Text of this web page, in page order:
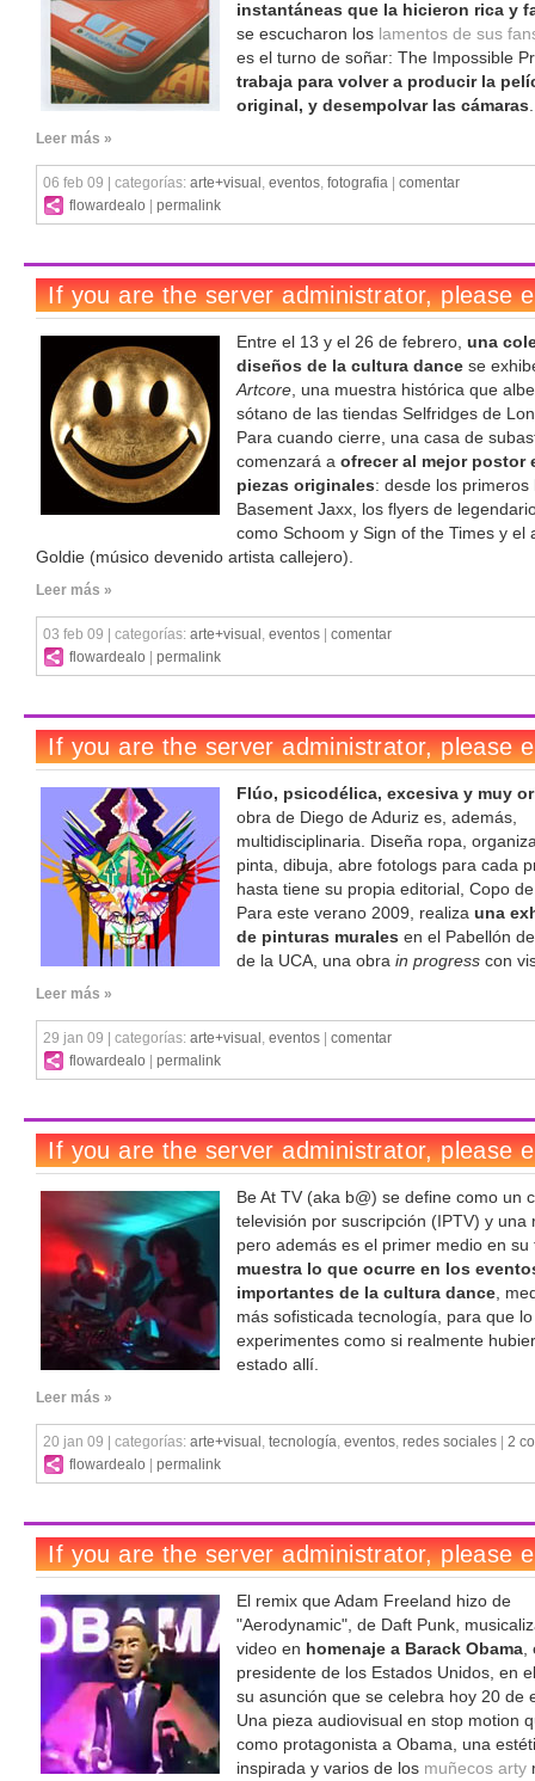
instantáneas que la hicieron rica y
se escucharon los lamentos de sus
es el turno de soñar: The Impossible
trabaja para volver a producir la
original, y desempolvar las cámaras.
Leer más »
06 feb 09 | categorías: arte+visual , eventos, fotografia
comentar
flowardealo
permalink
Entre el 13 y el 26 de febrero, una
diseños de la cultura dance se
Artcore, una muestra histórica que
sótano de las tiendas Selfridges de
Para cuando cierre, una casa de
comenzará a ofrecer al mejor postor
piezas originales: desde los primeros
Basement Jaxx, los flyers de
como Schoom y Sign of the Times y el
Goldie (músico devenido artista callejero).
Leer más »
03 feb 09 | categorías: arte+visual , eventos
comentar
flowardealo
permalink
Flúo, psicodélica, excesiva y muy
obra de Diego de Aduriz es, además,
multidisciplinaria. Diseña ropa,
pinta, dibuja, abre fotologs para cada
hasta tiene su propia editorial, Copo
Para este verano 2009, realiza una
de pinturas murales en el Pabellón
de la UCA, una obra in progress con
Leer más »
29 jan 09 | categorías: arte+visual , eventos
comentar
flowardealo
permalink
Be At TV (aka b@) se define como un
televisión por suscripción (IPTV) y una
pero además es el primer medio en su
muestra lo que ocurre en los
importantes de la cultura dance,
más sofisticada tecnología, para que lo
experimentes como si realmente
estado allí.
Leer más »
20 jan 09 | categorías: arte+visual , tecnología, eventos, redes sociales
2
flowardealo
permalink
El remix que Adam Freeland hizo de
"Aerodynamic", de Daft Punk,
video en homenaje a Barack Obama,
presidente de los Estados Unidos, en
su asunción que se celebra hoy 20 de
Una pieza audiovisual en stop motion
como protagonista a Obama, una
inspirada y varios de los muñecos arty